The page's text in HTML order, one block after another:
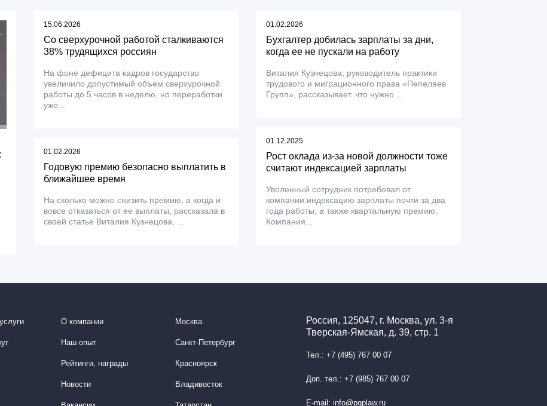
15.06.2026
Со сверхурочной работой сталкиваются
38% трудящихся россиян
На фоне дефицита кадров государство
увеличило допустимый объем сверхурочной
работы до 5 часов в неделю, но переработки
уже...
01.02.2026
Годовую премию безопасно выплатить в
ближайшее время
На сколько можно снизить премию, а когда и
вовсе отказаться от ее выплаты, рассказала в
своей статье Виталия Кузнецова, ...
01.02.2026
Бухгалтер добилась зарплаты за дни,
когда ее не пускали на работу
Виталия Кузнецова, руководитель практики
трудового и миграционного права «Пепеляев
Групп», рассказывает. что нужно ...
01.12.2025
Рост оклада из-за новой должности тоже
считают индексацией зарплаты
Уволенный сотрудник потребовал от
компании индексацию зарплаты почти за два
года работы, а также квартальную премию.
Компания...
О компании
Наш опыт
Рейтинги, награды
Новости
Москва
Санкт-Петербург
Красноярск
Владивосток
Россия, 125047, г. Москва, ул. 3-я
Тверская-Ямская, д. 39, стр. 1
Тел.: +7 (495) 767 00 07
Доп. тел.: +7 (985) 767 00 07
E-mail: info@pgplaw.ru